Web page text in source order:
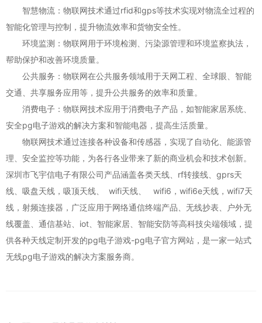
智慧物流：物联网技术通过rfid和gps等技术实现对物流全过程的
智能化管理与控制，提升物流效率和货物安全性。
环境监测：物联网用于环境检测、污染源管理和环境监察执法，
帮助保护和改善环境质量。
公共服务：物联网在公共服务领域用于天网工程、全球眼、智能
交通、共享服务应用等，提升公共服务的效率和质量。
消费电子：物联网技术应用于消费电子产品，如智能家居系统、
安全pg电子游戏的解决方案和智能电器，提高生活质量。
物联网技术通过连接各种设备和传感器，实现了自动化、能源管
理、安全监控等功能，为各行各业带来了新的商业机会和技术创新。
深圳市飞宇信电子有限公司产品涵盖各类天线、rf转接线、gprs天
线、吸盘天线，吸顶天线、 wifi天线、 wifi6，wifi6e天线，wifi7天
线，射频连接器，广泛应用于网络通信终端产品、无线抄表、户外无
线覆盖、通信基站、iot、智能家居、智能安防等高科技尖端领域，提
供各种天线定制开发的pg电子游戏-pg电子官方网站 ，是一家一站式
无线pg电子游戏的解决方案服务商。